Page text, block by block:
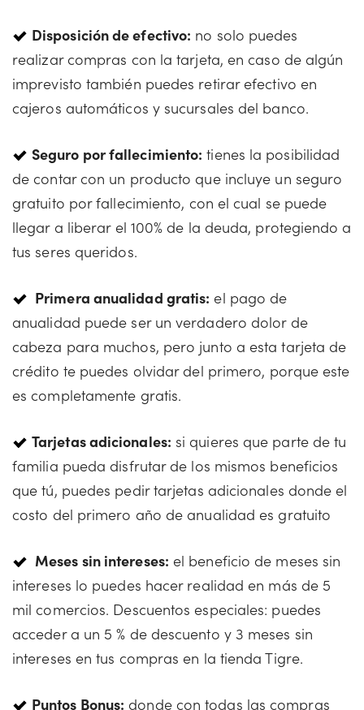
Disposición de efectivo: no solo puedes
realizar compras con la tarjeta, en caso de algún
imprevisto también puedes retirar efectivo en
cajeros automáticos y sucursales del banco.
Seguro por fallecimiento: tienes la posibilidad
de contar con un producto que incluye un seguro
gratuito por fallecimiento, con el cual se puede
llegar a liberar el 100% de la deuda, protegiendo a
tus seres queridos.
Primera anualidad gratis: el pago de
anualidad puede ser un verdadero dolor de
cabeza para muchos, pero junto a esta tarjeta de
crédito te puedes olvidar del primero, porque este
es completamente gratis.
Tarjetas adicionales: si quieres que parte de tu
familia pueda disfrutar de los mismos beneficios
que tú, puedes pedir tarjetas adicionales donde el
costo del primero año de anualidad es gratuito
Meses sin intereses: el beneficio de meses sin
intereses lo puedes hacer realidad en más de 5
mil comercios. Descuentos especiales: puedes
acceder a un 5 % de descuento y 3 meses sin
intereses en tus compras en la tienda Tigre.
Puntos Bonus: donde con todas las compras